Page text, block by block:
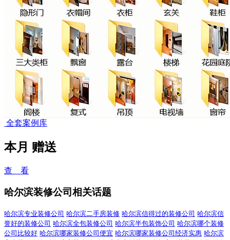
全套案例库
本月 赠送
查 看
哈尔滨装修公司相关话题
哈尔滨专业装修公司 哈尔滨二手房装修 哈尔滨信得过的装修公司 哈尔滨信
誉好的装修公司 哈尔滨全包装修公司 哈尔滨半包装饰公司 哈尔滨哪个装修
公司比较好 哈尔滨哪家装修公司便宜 哈尔滨哪家装修公司经济实惠 哈尔滨